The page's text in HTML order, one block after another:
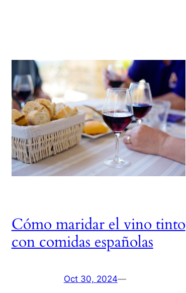
Cómo maridar el vino tinto
con comidas españolas
Oct 30, 2024—